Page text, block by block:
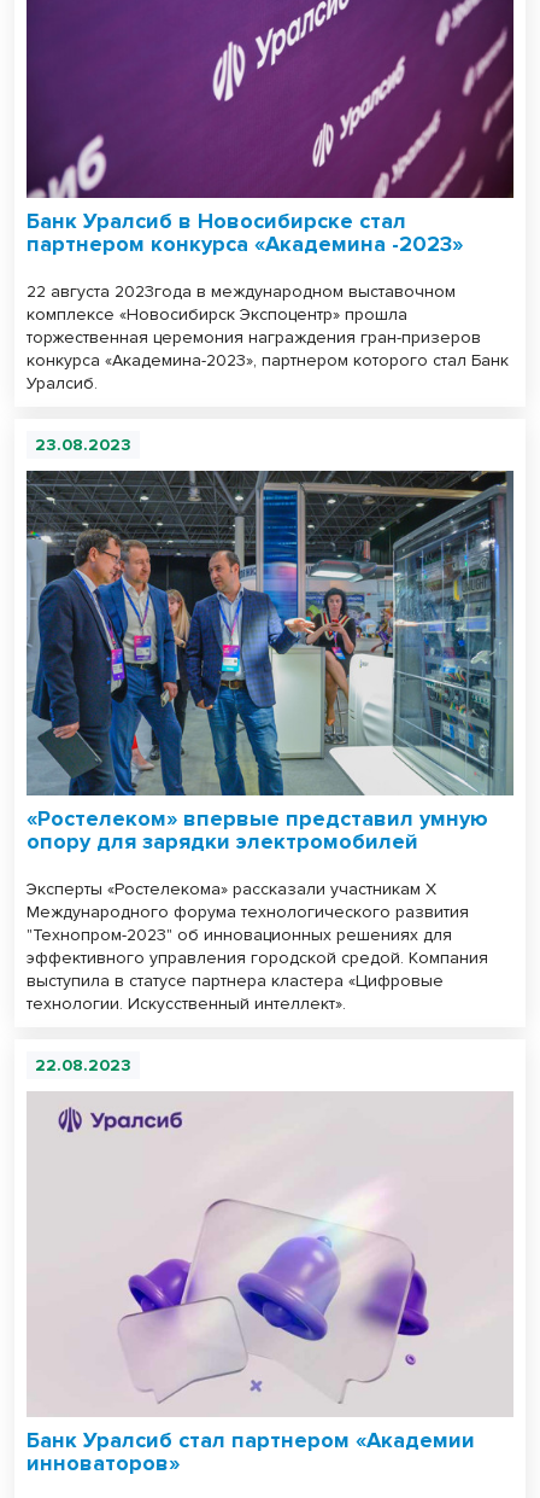
Банк Уралсиб в Новосибирске стал
партнером конкурса «Академина -2023»
22 августа 2023года в международном выставочном
комплексе «Новосибирск Экспоцентр» прошла
торжественная церемония награждения гран-призеров
конкурса «Академина-2023», партнером которого стал Банк
Уралсиб.
23.08.2023
«Ростелеком» впервые представил умную
опору для зарядки электромобилей
Эксперты «Ростелекома» рассказали участникам X
Международного форума технологического развития
"Технопром-2023" об инновационных решениях для
эффективного управления городской средой. Компания
выступила в статусе партнера кластера «Цифровые
технологии. Искусственный интеллект».
22.08.2023
Банк Уралсиб стал партнером «Академии
инноваторов»